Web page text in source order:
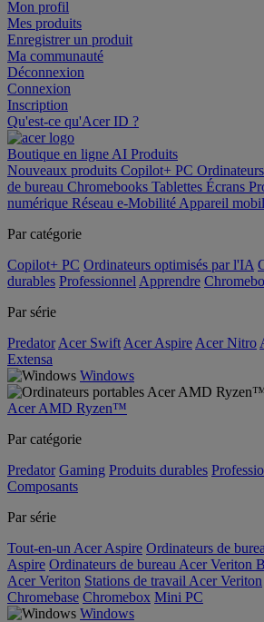
Mon profil
Mes produits
Enregistrer un produit
Ma communauté
Déconnexion
Connexion
Inscription
Qu'est-ce qu'Acer ID ?
Boutique en ligne AI Produits
Nouveaux produits Copilot+ PC
de bureau Chromebooks Tablettes Écrans
numérique Réseau e-Mobilité Appareil
Par catégorie
Copilot+ PC Ordinateurs optimisés par l'IA
durables Professionnel Apprendre
Par série
Predator Acer Swift Acer Aspire Acer Nitro
Extensa
Windows
Acer AMD Ryzen™
Par catégorie
Predator Gaming Produits durables
Composants
Par série
Tout-en-un Acer Aspire Ordinateurs de
Aspire Ordinateurs de bureau Acer Veriton
Acer Veriton Stations de travail Acer Veriton
Chromebase Chromebox Mini PC
Windows